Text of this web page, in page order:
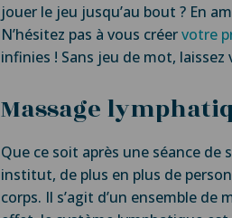
jouer le jeu jusqu’au bout ? En
N’hésitez pas à vous créervotre
infinies ! Sans jeu de mot,
Massage
Que ce soit après une séance de
institut, de plus en plus de
corps. Il s’agit d’un ensemble